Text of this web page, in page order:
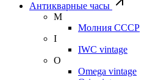
Антикварные часы
М
Молния СССР
I
IWC vintage
O
Omega vintage